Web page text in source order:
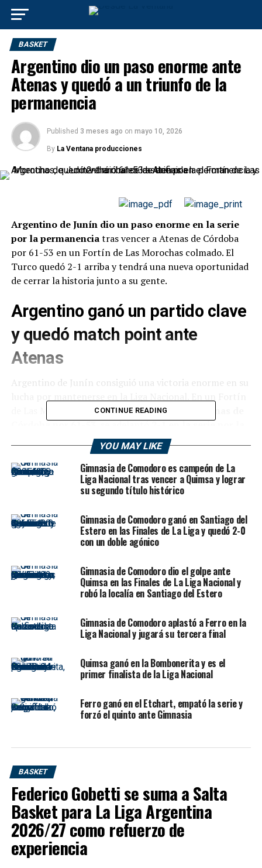
BASKET
Argentino dio un paso enorme ante
Atenas y quedó a un triunfo de la
permanencia
Published 3 meses ago on mayo 10, 2026
By La Ventana producciones
Argentino de Junín dio un paso enorme en la serie
por la permanenciatras vencer a Atenas de Córdoba
por 61-53 en un Fortín de Las Morochas colmado. El
Turco quedó 2-1 arriba y tendrá una nueva oportunidad
de cerrar la historia junto a su gente.
Argentino ganó un partido clave
y quedó match point ante
Atenas
Argentino de Junín consiguió una victoria enorme en su
de Las Morochas colmado, el Turco venció a
Córdoba por 61-53, se adelantó2-1 en la serie por la
y quedó a un triunfo de asegurar su
continuidad en la máxima categoría.
El equipo dirigido por Adrián Capelli llegaba fortalecido
después de haber recuperado la localía con una gran
vez, ante su gente, volvió a mostrar carácter,
concentración y fortaleza emocional para imponerse en
un partido cerrado, físico y de bajo goleo.
El triunfo tuvo dos nombres importantes en ofensiva:
Jeremías Sandrini, ambos con16
. Balbi volvió a ser determinante en los
momentos calientes, manejando los tiempos del equipo
y transmitiendo experiencia en cada posesión decisiva.
el perímetro y terminó siendo uno de los máximos
anotadores del encuentro.
Un partido de máxima tensión
La serie por la permanencia entre Argentino y Atenas ya
venía cargada de dramatismo. Atenas había ganado el
primer juego, pero el Turco respondió en Córdoba con
un triunfo fundamental por 84-78para igualar la llave y
recuperar la ventaja de localía. Esa victoria había
cambiado el clima de la serie y le permitió a Argentino
volver a Junín con la posibilidad de dar un golpe
determinante.
CONTINUE READING
YOU MAY LIKE
Gimnasia de Comodoro es campeón de La
Liga Nacional tras vencer a Quimsa y lograr
su segundo título histórico
Gimnasia de Comodoro ganó en Santiago del
Estero en las Finales de La Liga y quedó 2-0
con un doble agónico
Gimnasia de Comodoro dio el golpe ante
Quimsa en las Finales de La Liga Nacional y
robó la localía en Santiago del Estero
Gimnasia de Comodoro aplastó a Ferro en la
Liga Nacional y jugará su tercera final
Quimsa ganó en la Bombonerita y es el
primer finalista de la Liga Nacional
Ferro ganó en el Etchart, empató la serie y
forzó el quinto ante Gimnasia
BASKET
Federico Gobetti se suma a Salta
Basket para La Liga Argentina
2026/27 como refuerzo de
experiencia